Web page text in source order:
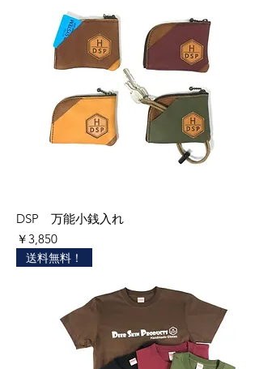
DSP 万能小銭入れ
価格
￥3,850
送料無料！